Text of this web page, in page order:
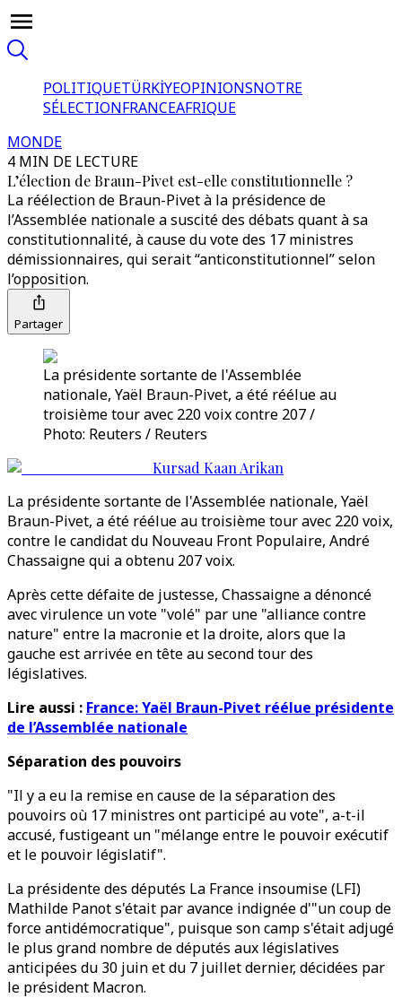
POLITIQUETÜRKİYEOPINIONSNOTRE
SÉLECTIONFRANCEAFRIQUE
MONDE
4 MIN DE LECTURE
L’élection de Braun-Pivet est-elle constitutionnelle ?
La réélection de Braun-Pivet à la présidence de
l’Assemblée nationale a suscité des débats quant à sa
constitutionnalité, à cause du vote des 17 ministres
démissionnaires, qui serait “anticonstitutionnel” selon
l’opposition.
Partager
La présidente sortante de l'Assemblée
nationale, Yaël Braun-Pivet, a été réélue au
troisième tour avec 220 voix contre 207 /
Photo: Reuters / Reuters
Kursad Kaan Arikan
La présidente sortante de l'Assemblée nationale, Yaël
Braun-Pivet, a été réélue au troisième tour avec 220 voix,
contre le candidat du Nouveau Front Populaire, André
Chassaigne qui a obtenu 207 voix.
Après cette défaite de justesse, Chassaigne a dénoncé
avec virulence un vote "volé" par une "alliance contre
nature" entre la macronie et la droite, alors que la
gauche est arrivée en tête au second tour des
législatives.
Lire aussi : France: Yaël Braun-Pivet réélue présidente
de l’Assemblée nationale
Séparation des pouvoirs
"Il y a eu la remise en cause de la séparation des
pouvoirs où 17 ministres ont participé au vote", a-t-il
accusé, fustigeant un "mélange entre le pouvoir exécutif
et le pouvoir législatif".
La présidente des députés La France insoumise (LFI)
Mathilde Panot s'était par avance indignée d'"un coup de
force antidémocratique", puisque son camp s'était adjugé
le plus grand nombre de députés aux législatives
anticipées du 30 juin et du 7 juillet dernier, décidées par
le président Macron.